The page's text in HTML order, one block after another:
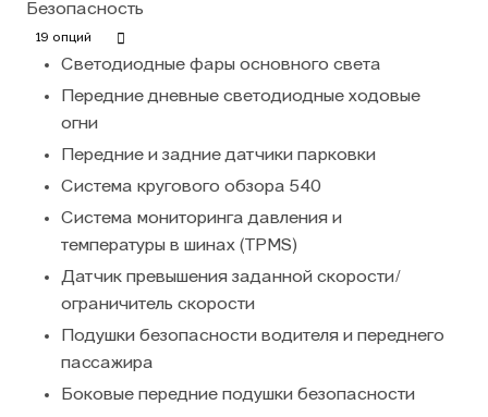
Безопасность
19 опций
Светодиодные фары основного света
Передние дневные светодиодные ходовые
огни
Передние и задние датчики парковки
Система кругового обзора 540
Система мониторинга давления и
температуры в шинах (TPMS)
Датчик превышения заданной скорости/
ограничитель скорости
Подушки безопасности водителя и переднего
пассажира
Боковые передние подушки безопасности